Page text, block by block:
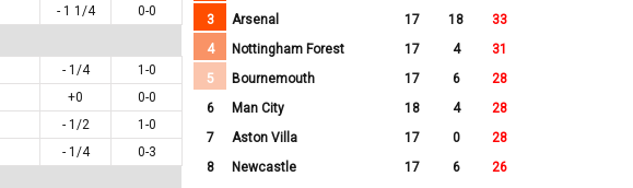
- 1 1/4
0-0
- 1/4
1-0
+0
0-0
- 1/2
1-0
- 1/4
0-3
3
Arsenal 17 18
33
4
Nottingham Forest 17 4
31
5
Bournemouth 17 6
28
6
Man City 18 4
28
7
Aston Villa 17 0
28
8
Newcastle 17 6
26